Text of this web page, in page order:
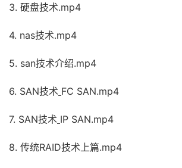
3. 硬盘技术.mp4
4. nas技术.mp4
5. san技术介绍.mp4
6. SAN技术 FC SAN.mp4
7. SAN技术 IP SAN.mp4
8. 传统RAID技术上篇.mp4